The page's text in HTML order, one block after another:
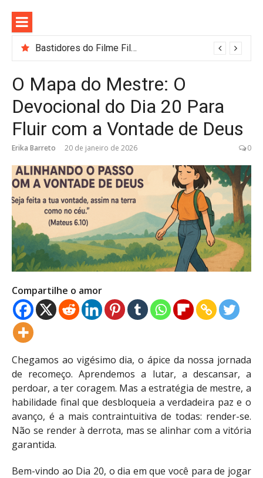
para
conteúdo
Bastidores do Filme Filhos de Sangue e Osso Revelam a Magia de Orïsha
O Mapa do Mestre: O
Devocional do Dia 20 Para
Fluir com a Vontade de Deus
Erika Barreto 20 de janeiro de 2026 0
Compartilhe o amor
Chegamos ao vigésimo dia, o ápice da nossa jornada
de recomeço. Aprendemos a lutar, a descansar, a
perdoar, a ter coragem. Mas a estratégia de mestre, a
habilidade final que desbloqueia a verdadeira paz e o
avanço, é a mais contraintuitiva de todas: render-se.
Não se render à derrota, mas se alinhar com a vitória
garantida.
Bem-vindo ao Dia 20, o dia em que você para de jogar